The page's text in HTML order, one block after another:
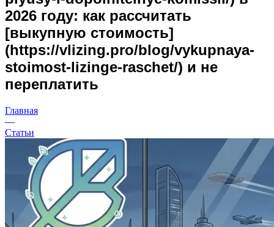
2026 году: как рассчитать
[выкупную стоимость]
(https://vlizing.pro/blog/vykupnaya-
stoimost-lizinge-raschet/) и не
переплатить
Главная
—
Статьи